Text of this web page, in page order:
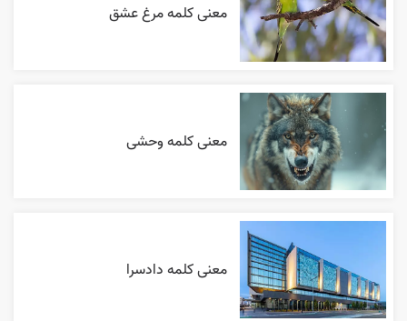
معنی کلمه مرغ عشق
معنی کلمه وحشی
معنی کلمه دادسرا